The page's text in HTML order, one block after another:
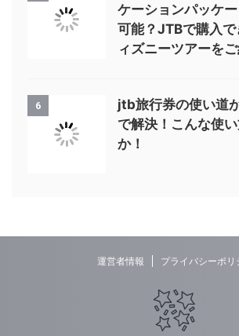
ケーションパッケ
可能？JTBで購入
ィズニーツアーを
6
jtb旅行券の使い道
で解決！こんな使
か！
運営者情報 プライバシーポリ